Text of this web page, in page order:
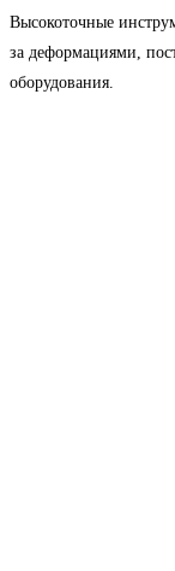
Высокоточные
за деформациями,
оборудования.